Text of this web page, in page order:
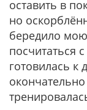
оставить в
но
бередило
посчитаться
готовилась к